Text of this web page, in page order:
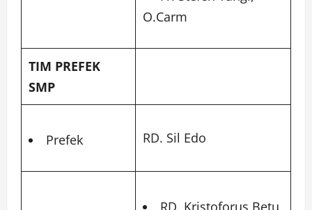
O.Carm
TIM PREFEK
SMP
Prefek RD. Sil Edo
RD. Kristoforus Betu